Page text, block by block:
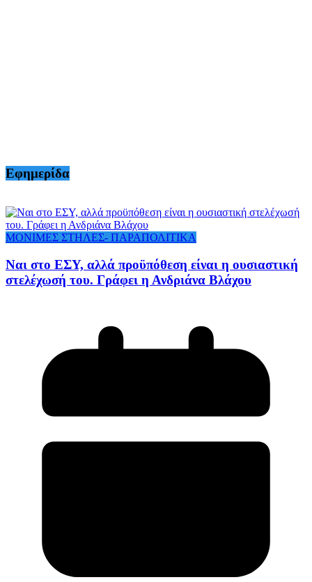
Εφημερίδα
ΜΟΝΙΜΕΣ ΣΤΗΛΕΣ- ΠΑΡΑΠΟΛΙΤΙΚΑ
Ναι στο ΕΣΥ, αλλά προϋπόθεση είναι η ουσιαστική
στελέχωσή του. Γράφει η Ανδριάνα Βλάχου